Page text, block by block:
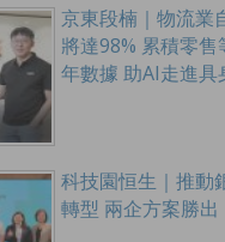
京東段楠｜物流業
將達98% 累積零售
年數據 助AI走進具
科技園恒生｜推動
轉型 兩企方案勝出